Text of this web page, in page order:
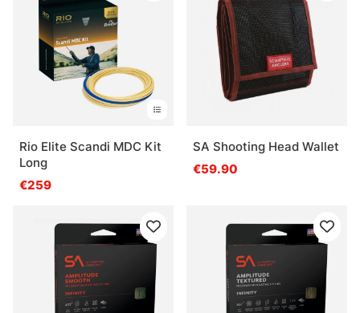
Rio Elite Scandi MDC Kit
Long
€259
SA Shooting Head Wallet
€59.90